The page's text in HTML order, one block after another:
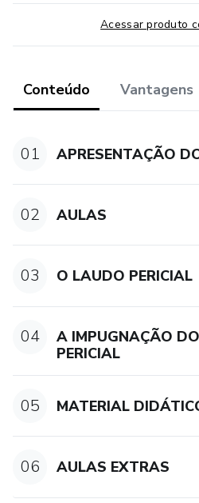
Acessar produto
Conteúdo Vantagens
01 APRESENTAÇÃO
02 AULAS
03 O LAUDO PERICIAL
04
A IMPUGNAÇÃO
PERICIAL
05 MATERIAL
06 AULAS EXTRAS